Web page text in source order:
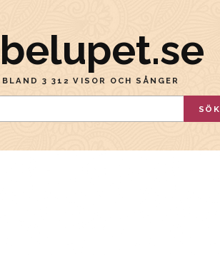
BLAND 3 312 VISOR OCH SÅNGER
SÖK